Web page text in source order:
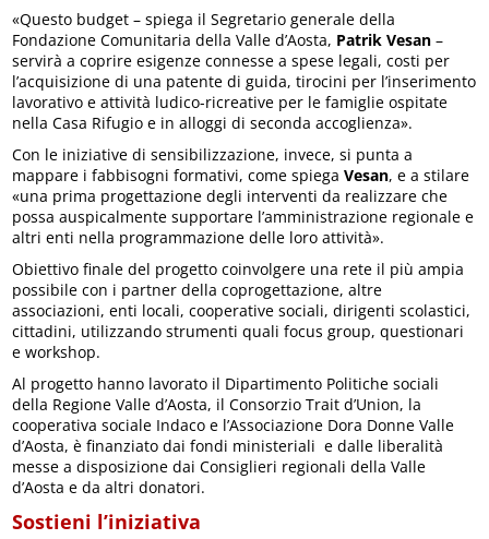
«Questo budget – spiega il Segretario generale della
Fondazione Comunitaria della Valle d’Aosta, Patrik Vesan –
servirà a coprire esigenze connesse a spese legali, costi per
l’acquisizione di una patente di guida, tirocini per l’inserimento
lavorativo e attività ludico-ricreative per le famiglie ospitate
nella Casa Rifugio e in alloggi di seconda accoglienza».
Con le iniziative di sensibilizzazione, invece, si punta a
mappare i fabbisogni formativi, come spiegaVesan, e a stilare
«una prima progettazione degli interventi da realizzare che
possa auspicalmente supportare l’amministrazione regionale e
altri enti nella programmazione delle loro attività».
Obiettivo finale del progetto coinvolgere una rete il più ampia
possibile con i partner della coprogettazione, altre
associazioni, enti locali, cooperative sociali, dirigenti scolastici,
cittadini, utilizzando strumenti quali focus group, questionari
e workshop.
Al progetto hanno lavorato il Dipartimento Politiche sociali
della Regione Valle d’Aosta, il Consorzio Trait d’Union, la
cooperativa sociale Indaco e l’Associazione Dora Donne Valle
d’Aosta, è finanziato dai fondi ministeriali e dalle liberalità
messe a disposizione dai Consiglieri regionali della Valle
d’Aosta e da altri donatori.
Sostieni l’iniziativa